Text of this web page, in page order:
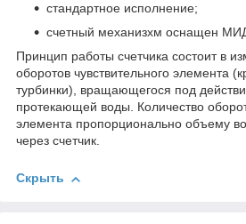
стандартное исполнение;
счетный механизхм оснащен
Принцип работы счетчика состоит в
оборотов чувствительного элемента
турбинки), вращающегося под
протекающей воды. Количество
элемента пропорционально объему
через счетчик.
Скрыть